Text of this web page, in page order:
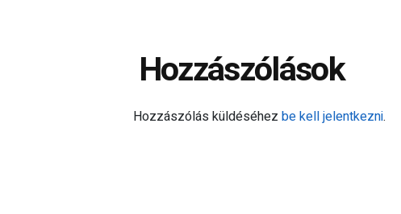
Hozzászólások
Hozzászólás küldéséhez be kell jelentkezni.